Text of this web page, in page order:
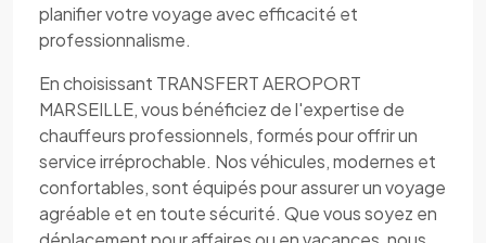
planifier votre voyage avec efficacité et
professionnalisme.
En choisissant TRANSFERT AEROPORT
MARSEILLE, vous bénéficiez de l'expertise de
chauffeurs professionnels, formés pour offrir un
service irréprochable. Nos véhicules, modernes et
confortables, sont équipés pour assurer un voyage
agréable et en toute sécurité. Que vous soyez en